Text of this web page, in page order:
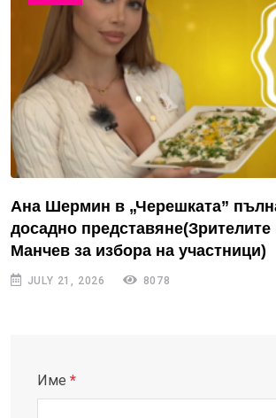
Ана Шермин в „Черешката”
досадно
Манчев за избора на участници)
JULY 21, 2026 8078
Име *